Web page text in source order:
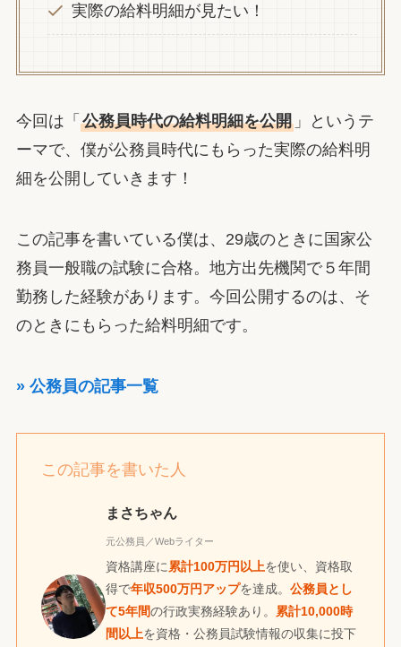
実際の給料明細が見たい！
今回は「 公務員時代の給料明細を公開」というテ
ーマで、僕が公務員時代にもらった実際の給料明
細を公開していきます！
この記事を書いている僕は、29歳のときに国家公
務員一般職の試験に合格。地方出先機関で５年間
勤務した経験があります。今回公開するのは、そ
のときにもらった給料明細です。
» 公務員の記事一覧
この記事を書いた人
まさちゃん
元公務員／Webライター
資格講座に累計100万円以上を使い、資格取
得で年収500万円アップを達成。 公務員とし
て5年間の行政実務経験あり。 累計10,000時
間以上を資格・公務員試験情報の収集に投下